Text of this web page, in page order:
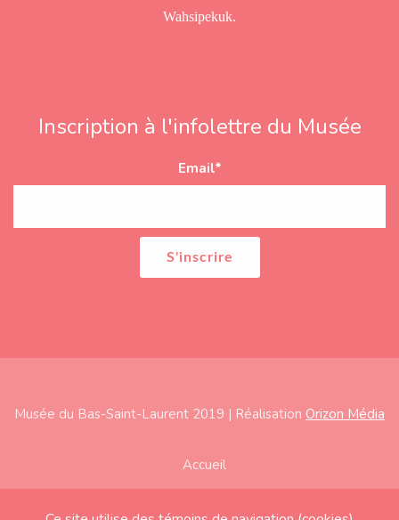
Wahsipekuk.
Inscription à l'infolettre du Musée
Email*
Musée du Bas-Saint-Laurent 2019 | Réalisation Orizon Média
Accueil